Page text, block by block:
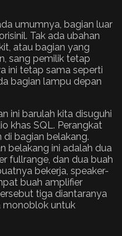
umumnya, bagian luar
Tak ada ubahan
atau bagian yang
sang pemilik tetap
ini tetap sama seperti
bagian lampu depan
ini barulah kita disuguhi
khas SQL. Perangkat
bagian belakang.
belakang ini adalah dua
fullrange, dan dua buah
bekerja, speaker-
buah amplifier
tiga diantaranya
monoblok untuk